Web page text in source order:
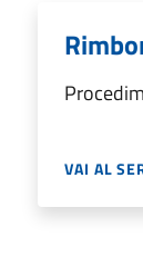
VAI AL